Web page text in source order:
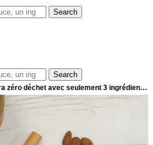
Search
Search